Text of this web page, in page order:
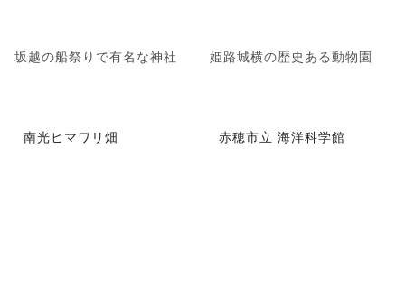
坂越の船祭りで有名な神社 姫路城横の歴史ある動物園
南光ヒマワリ畑 赤穂市立 海洋科学館